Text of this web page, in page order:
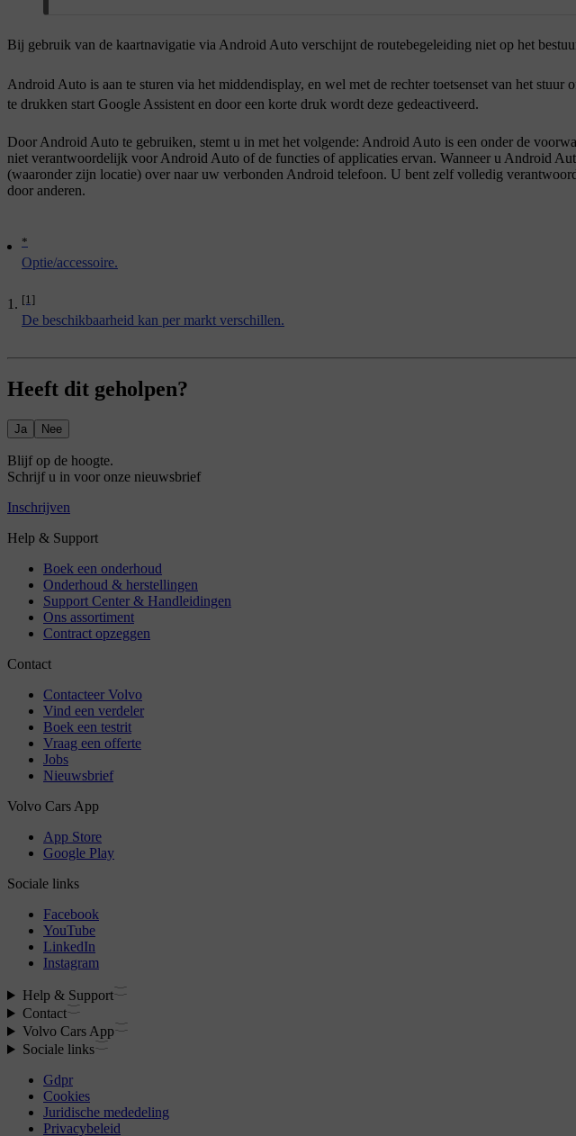
Bij gebruik van de kaartnavigatie via Android Auto verschijnt de routebegeleiding niet op het
Android Auto is aan te sturen via het middendisplay, en wel met de rechter toetsenset van het
te drukken start Google Assistent en door een korte druk wordt deze gedeactiveerd.
Door Android Auto te gebruiken, stemt u in met het volgende: Android Auto is een onder de
niet verantwoordelijk voor Android Auto of de functies of applicaties ervan. Wanneer u Android
(waaronder zijn locatie) over naar uw verbonden Android telefoon. U bent zelf volledig
door anderen.
*
Optie/accessoire.
[1]
De beschikbaarheid kan per markt verschillen.
Heeft dit geholpen?
Ja Nee